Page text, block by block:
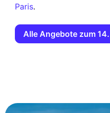
Paris.
Alle Angebote zum